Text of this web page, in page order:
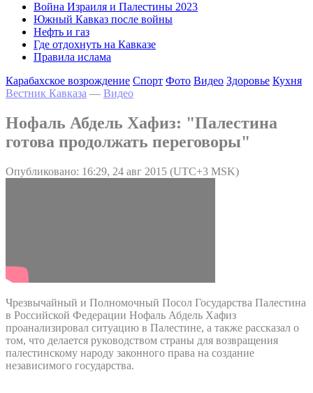
Война Израиля и Палестины 2023
Южный Кавказ после войны
Нефть и газ
Где отдохнуть на Кавказе
Правила ислама
Карабахское возрождение Спорт Фото Видео Здоровье Кухня
Вестник Кавказа — Видео
Нофаль Абдель Хафиз: "Палестина
готова продолжать переговоры"
Опубликовано: 16:29, 24 авг 2015 (UTC+3 MSK)
Чрезвычайный и Полномочный Посол Государства Палестина
в Российской Федерации Нофаль Абдель Хафиз
проанализировал ситуацию в Палестине, а также рассказал о
том, что делается руководством страны для возвращения
палестинскому народу законного права на создание
независимого государства.